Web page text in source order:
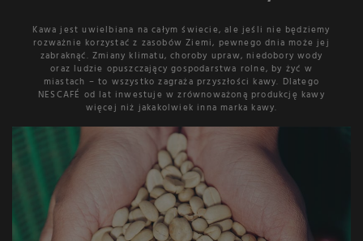
Kawa jest uwielbiana na całym świecie, ale jeśli nie będziemy
rozważnie korzystać z zasobów Ziemi, pewnego dnia może jej
zabraknąć. Zmiany klimatu, choroby upraw, niedobory wody
oraz ludzie opuszczający gospodarstwa rolne, by żyć w
miastach – to wszystko zagraża przyszłości kawy. Dlatego
NESCAFÉ od lat inwestuje w zrównoważoną produkcję kawy
więcej niż jakakolwiek inna marka kawy.